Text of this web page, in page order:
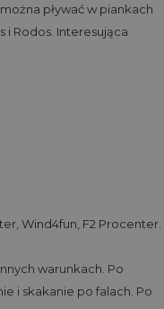
pływać w piankach
i Rodos. Interesująca
Wind4fun, F2 Procenter.
warunkach. Po
i skakanie po falach. Po